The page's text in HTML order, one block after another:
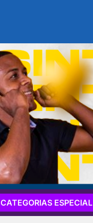
CATEGORIAS ESPECIAL